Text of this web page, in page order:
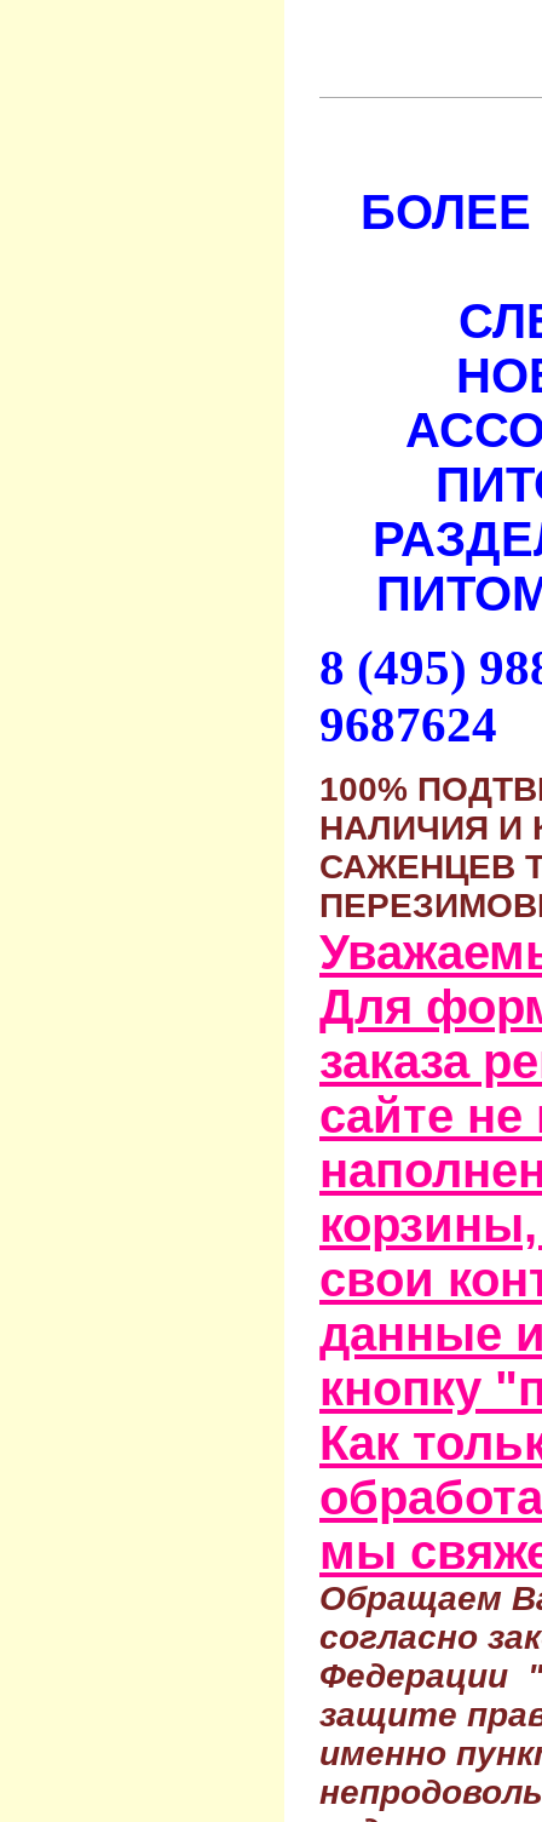
БОЛЕЕ
8 (495)
9687624
100%
НАЛИЧИЯ И
САЖЕНЦЕВ
Для
заказа
сайте
свои
данные
кнопку
Как
мы
Обращаем
согласно
Федерации
защите
именно